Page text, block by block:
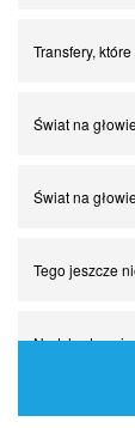
Transfery, które
Świat na
Świat na
Tego jeszcze
Nadchodzą
Lewandowski